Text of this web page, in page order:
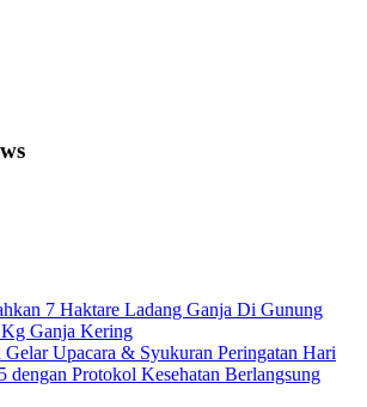
7 Haktare Ladang Ganja Di Gunung
Ganja Kering
Upacara & Syukuran Peringatan Hari
dengan Protokol Kesehatan Berlangsung